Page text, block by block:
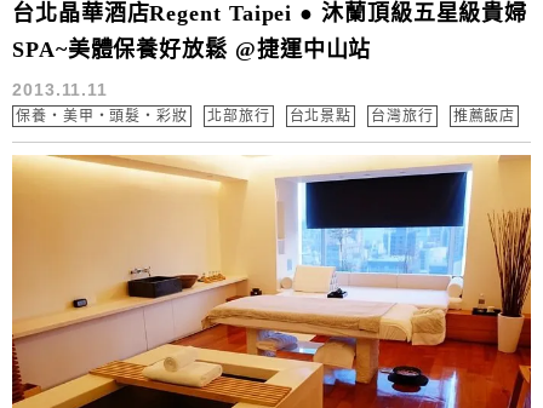
台北晶華酒店Regent Taipei ● 沐蘭頂級五星級貴婦
SPA~美體保養好放鬆 @捷運中山站
2013.11.11
保養‧美甲‧頭髮‧彩妝 北部旅行 台北景點 台灣旅行 推薦飯店